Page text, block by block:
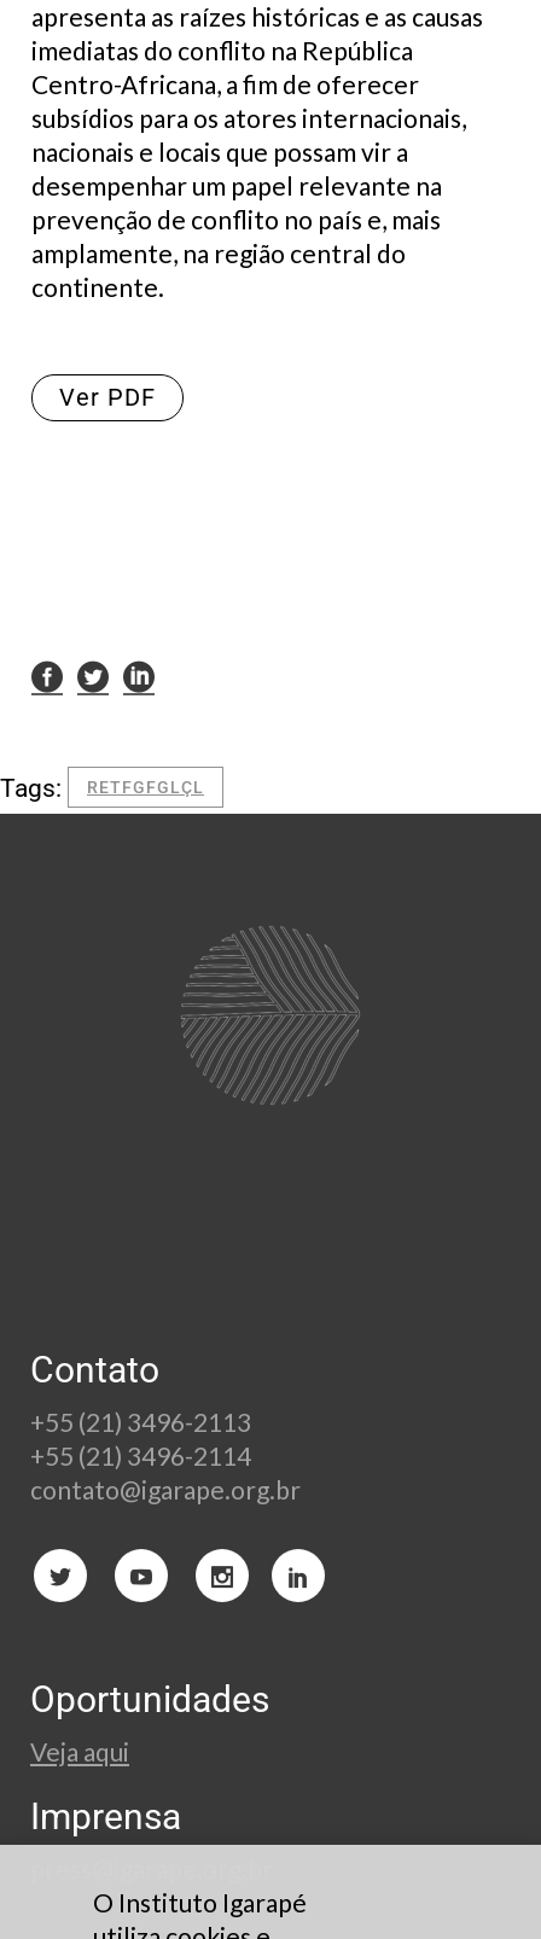
apresenta as raízes históricas e as causas
imediatas do conflito na República
Centro-Africana, a fim de oferecer
subsídios para os atores internacionais,
nacionais e locais que possam vir a
desempenhar um papel relevante na
prevenção de conflito no país e, mais
amplamente, na região central do
continente.
Ver PDF
Tags: RETFGFGLÇL
Contato
+55 (21) 3496-2113
+55 (21) 3496-2114
contato@igarape.org.br
Oportunidades
Veja aqui
Imprensa
O Instituto Igarapé